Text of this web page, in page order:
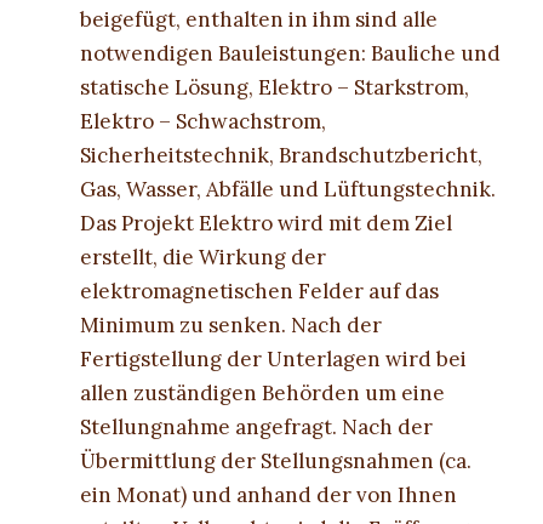
beigefügt, enthalten in ihm sind alle
notwendigen Bauleistungen: Bauliche und
statische Lösung, Elektro – Starkstrom,
Elektro – Schwachstrom,
Sicherheitstechnik, Brandschutzbericht,
Gas, Wasser, Abfälle und Lüftungstechnik.
Das Projekt Elektro wird mit dem Ziel
erstellt, die Wirkung der
elektromagnetischen Felder auf das
Minimum zu senken. Nach der
Fertigstellung der Unterlagen wird bei
allen zuständigen Behörden um eine
Stellungnahme angefragt. Nach der
Übermittlung der Stellungsnahmen (ca.
ein Monat) und anhand der von Ihnen